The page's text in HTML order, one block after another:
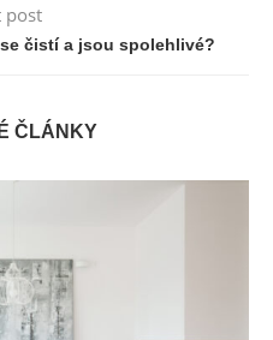
post
čistí a jsou spolehlivé?
ČLÁNKY